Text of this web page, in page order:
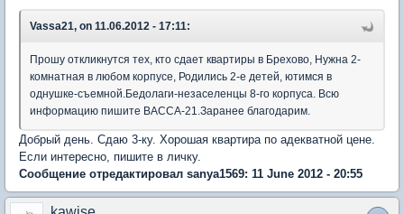
Vassa21, on 11.06.2012 - 17:11:
Прошу откликнутся тех, кто сдает квартиры в Брехово, Нужна 2-
комнатная в любом корпусе, Родились 2-е детей, ютимся в
однушке-съемной.Бедолаги-незаселенцы 8-го корпуса. Всю
информацию пишите ВАССА-21.Заранее благодарим.
Добрый день. Сдаю 3-ку. Хорошая квартира по адекватной цене.
Если интересно, пишите в личку.
Сообщение отредактировал sanya1569: 11 June 2012 - 20:55